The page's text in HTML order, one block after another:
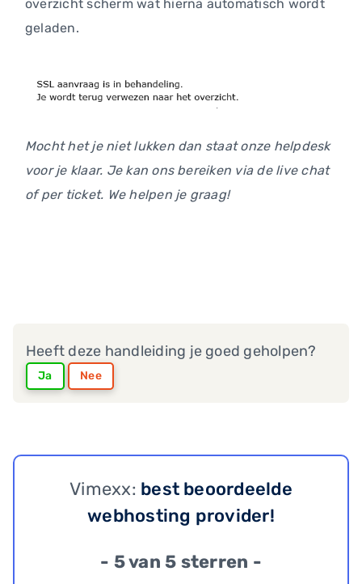
overzicht scherm wat hierna automatisch wordt
geladen.
Mocht het je niet lukken dan staat onze helpdesk
voor je klaar. Je kan ons bereiken via de live chat
of per ticket. We helpen je graag!
Heeft deze handleiding je goed geholpen?
Ja Nee
Vimexx: best beoordeelde
webhosting provider!
- 5 van 5 sterren -